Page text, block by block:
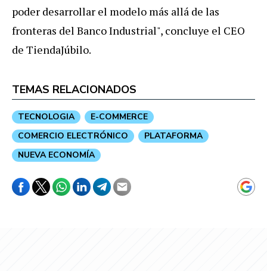
poder desarrollar el modelo más allá de las
fronteras del Banco Industrial", concluye el CEO
de TiendaJúbilo.
TEMAS RELACIONADOS
TECNOLOGIA
E-COMMERCE
COMERCIO ELECTRÓNICO
PLATAFORMA
NUEVA ECONOMÍA